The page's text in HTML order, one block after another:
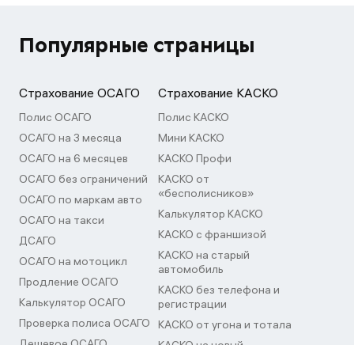
Популярные страницы
Страхование ОСАГО
Полис ОСАГО
ОСАГО на 3 месяца
ОСАГО на 6 месяцев
ОСАГО без ограничений
ОСАГО по маркам авто
ОСАГО на такси
ДСАГО
ОСАГО на мотоцикл
Продление ОСАГО
Калькулятор ОСАГО
Проверка полиса ОСАГО
Страхование КАСКО
Полис КАСКО
Мини КАСКО
КАСКО Профи
КАСКО от
«бесполисников»
Калькулятор КАСКО
КАСКО с франшизой
КАСКО на старый
автомобиль
КАСКО без телефона и
регистрации
КАСКО от угона и тотала